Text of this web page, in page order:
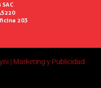
203
| Marketing y Publicidad